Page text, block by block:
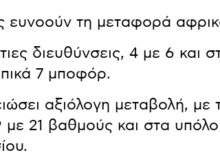
ευνοούν τη μεταφορά
διευθύνσεις, 4 με 6 και
7 μποφόρ.
αξιόλογη μεταβολή, με
21 βαθμούς και στα